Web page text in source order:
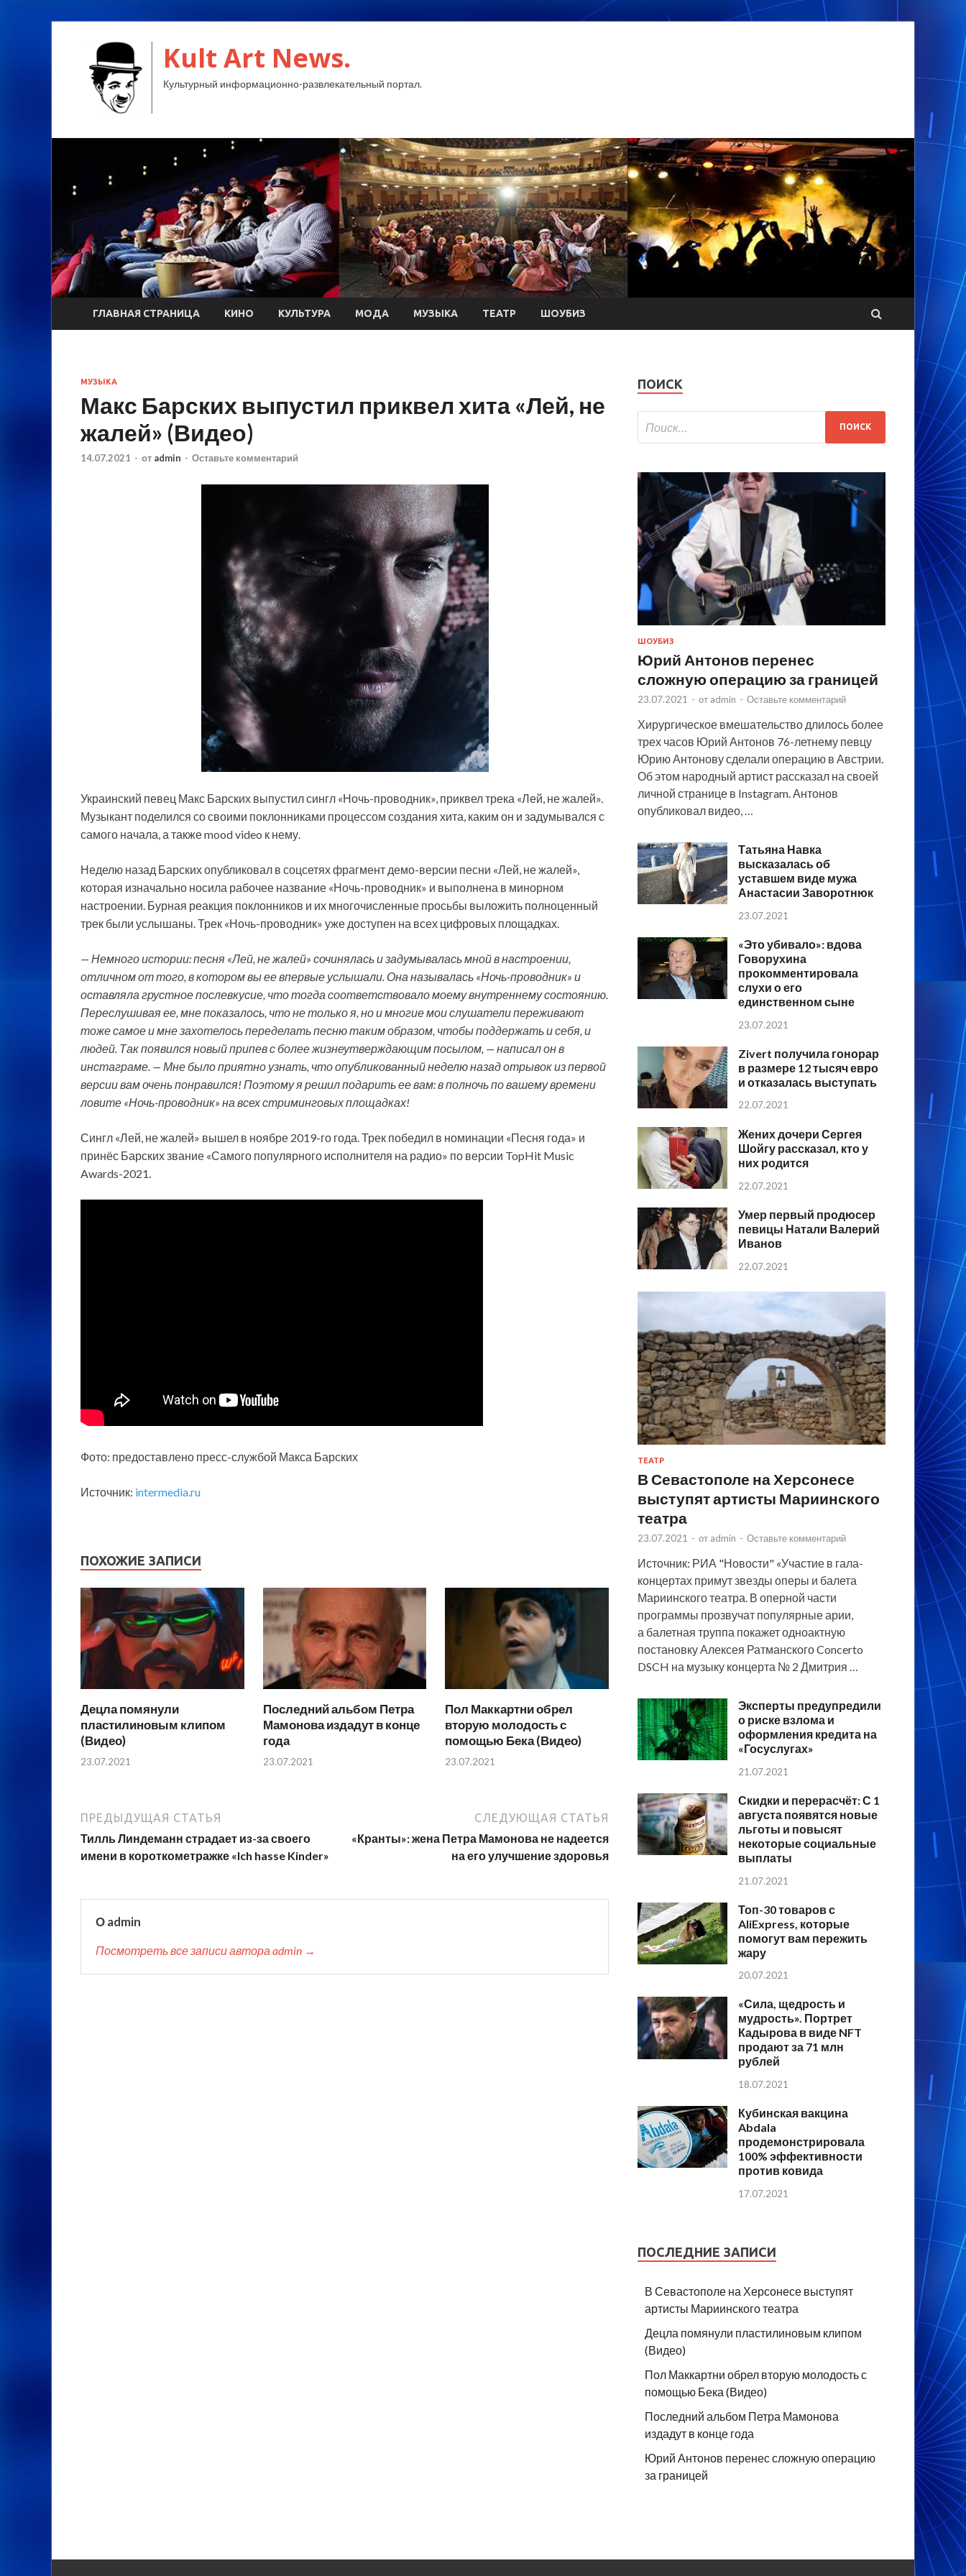
Kult Art News.
Культурный информационно-развлекательный портал.
ГЛАВНАЯ СТРАНИЦА КИНО КУЛЬТУРА МОДА МУЗЫКА ТЕАТР ШОУБИЗ
МУЗЫКА
Макс Барских выпустил приквел хита «Лей, не
жалей» (Видео)
14.07.2021 - от admin - Оставьте комментарий
Украинский певец Макс Барских выпустил сингл «Ночь-проводник», приквел трека «Лей, не жалей».
Музыкант поделился со своими поклонниками процессом создания хита, каким он и задумывался с
самого начала, а также mood video к нему.
Неделю назад Барских опубликовал в соцсетях фрагмент демо-версии песни «Лей, не жалей»,
которая изначально носила рабочее название «Ночь-проводник» и выполнена в минорном
настроении. Бурная реакция поклонников и их многочисленные просьбы выложить полноценный
трек были услышаны. Трек «Ночь-проводник» уже доступен на всех цифровых площадках.
— Немного истории: песня «Лей, не жалей» сочинялась и задумывалась мной в настроении,
отличном от того, в котором вы ее впервые услышали. Она называлась «Ночь-проводник» и
оставляла грустное послевкусие, что тогда соответствовало моему внутреннему состоянию.
Переслушивая ее, мне показалось, что не только я, но и многие мои слушатели переживают
тоже самое и мне захотелось переделать песню таким образом, чтобы поддержать и себя, и
людей. Так появился новый припев с более жизнеутверждающим посылом, — написал он в
инстаграме. — Мне было приятно узнать, что опубликованный неделю назад отрывок из первой
версии вам очень понравился! Поэтому я решил подарить ее вам: в полночь по вашему времени
ловите «Ночь-проводник» на всех стриминговых площадках!
Сингл «Лей, не жалей» вышел в ноябре 2019-го года. Трек победил в номинации «Песня года» и
принёс Барских звание «Самого популярного исполнителя на радио» по версии TopHit Music
Awards-2021.
Фото: предоставлено пресс-службой Макса Барских
Источник: intermedia.ru
ПОХОЖИЕ ЗАПИСИ
Децла помянули
пластилиновым клипом
(Видео)
23.07.2021
Последний альбом Петра
Мамонова издадут в конце
года
23.07.2021
Пол Маккартни обрел
вторую молодость с
помощью Бека (Видео)
23.07.2021
ПРЕДЫДУЩАЯ СТАТЬЯ
Тилль Линдеманн страдает из-за своего
имени в короткометражке «Ich hasse Kinder»
СЛЕДУЮЩАЯ СТАТЬЯ
«Кранты»: жена Петра Мамонова не надеется
на его улучшение здоровья
О admin
Посмотреть все записи автора admin →
ПОИСК
ШОУБИЗ
Юрий Антонов перенес
сложную операцию за границей
23.07.2021 - от admin - Оставьте комментарий
Хирургическое вмешательство длилось более
трех часов Юрий Антонов 76-летнему певцу
Юрию Антонову сделали операцию в Австрии.
Об этом народный артист рассказал на своей
личной странице в Instagram. Антонов
опубликовал видео, …
Татьяна Навка
высказалась об
уставшем виде мужа
Анастасии Заворотнюк
23.07.2021
«Это убивало»: вдова
Говорухина
прокомментировала
слухи о его
единственном сыне
23.07.2021
Zivert получила гонорар
в размере 12 тысяч евро
и отказалась выступать
22.07.2021
Жених дочери Сергея
Шойгу рассказал, кто у
них родится
22.07.2021
Умер первый продюсер
певицы Натали Валерий
Иванов
22.07.2021
ТЕАТР
В Севастополе на Херсонесе
выступят артисты Мариинского
театра
23.07.2021 - от admin - Оставьте комментарий
Источник: РИА "Новости" «Участие в гала-
концертах примут звезды оперы и балета
Мариинского театра. В оперной части
программы прозвучат популярные арии,
а балетная труппа покажет одноактную
постановку Алексея Ратманского Concerto
DSCH на музыку концерта № 2 Дмитрия …
Эксперты предупредили
о риске взлома и
оформления кредита на
«Госуслугах»
21.07.2021
Скидки и перерасчёт: С 1
августа появятся новые
льготы и повысят
некоторые социальные
выплаты
21.07.2021
Топ-30 товаров с
AliExpress, которые
помогут вам пережить
жару
20.07.2021
«Сила, щедрость и
мудрость». Портрет
Кадырова в виде NFT
продают за 71 млн
рублей
18.07.2021
Кубинская вакцина
Abdala
продемонстрировала
100% эффективности
против ковида
17.07.2021
ПОСЛЕДНИЕ ЗАПИСИ
В Севастополе на Херсонесе выступят
артисты Мариинского театра
Децла помянули пластилиновым клипом
(Видео)
Пол Маккартни обрел вторую молодость с
помощью Бека (Видео)
Последний альбом Петра Мамонова
издадут в конце года
Юрий Антонов перенес сложную операцию
за границей